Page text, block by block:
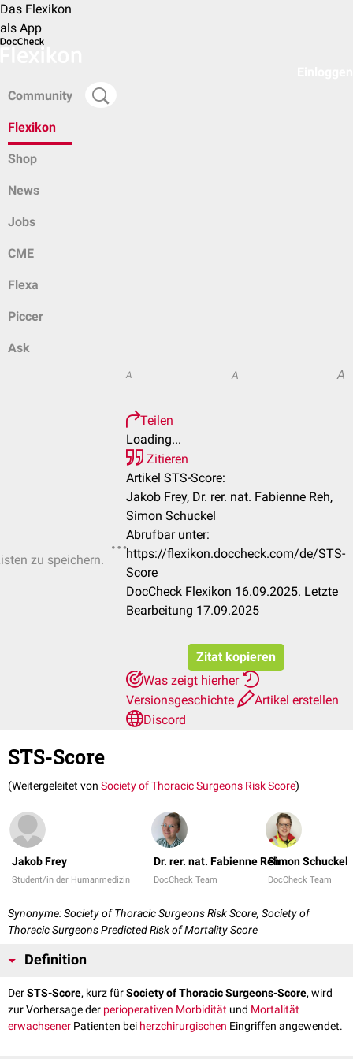
Das Flexikon
als App
Community
Flexikon
Shop
News
Jobs
CME
Flexa
Piccer
Ask
zu speichern.
A A A
Teilen
Loading...
Zitieren
Artikel STS-Score:
Jakob Frey, Dr. rer. nat. Fabienne Reh,
Simon Schuckel
Abrufbar unter:
https://flexikon.doccheck.com/de/STS-
Score
DocCheck Flexikon 16.09.2025. Letzte
Bearbeitung 17.09.2025
Zitat kopieren
Was zeigt hierher
Versionsgeschichte
Artikel erstellen
Discord
STS-Score
(Weitergeleitet von Society of Thoracic Surgeons Risk Score)
Jakob Frey
Student/in der Humanmedizin
Dr. rer. nat. Fabienne Reh
DocCheck Team
Simon Schuckel
DocCheck Team
Synonyme: Society of Thoracic Surgeons Risk Score, Society of
Thoracic Surgeons Predicted Risk of Mortality Score
Definition
DerSTS-Score, kurz fürSociety of Thoracic Surgeons-Score, wird
zur Vorhersage der perioperativen Morbidität und Mortalität
erwachsener Patienten bei herzchirurgischen Eingriffen angewendet.